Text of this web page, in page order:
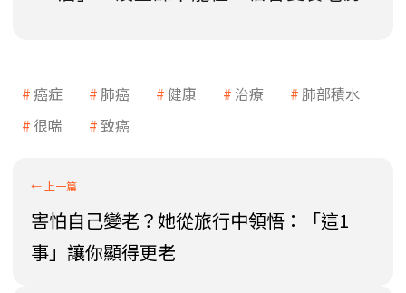
癌症 肺癌 健康 治療
肺部積水
很喘
致癌
害怕自己變老？她從旅行中領悟：「這1
事」讓你顯得更老